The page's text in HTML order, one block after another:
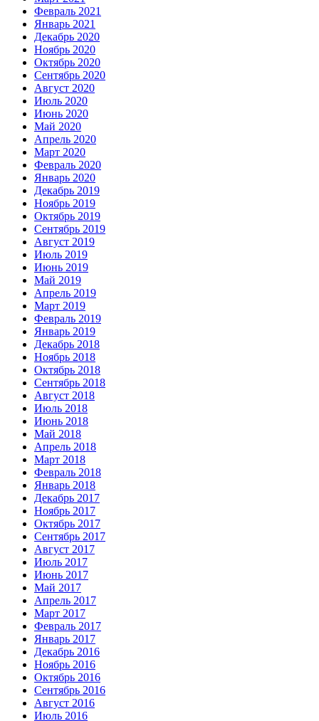
Февраль 2021
Январь 2021
Декабрь 2020
Ноябрь 2020
Октябрь 2020
Сентябрь 2020
Август 2020
Июль 2020
Июнь 2020
Май 2020
Апрель 2020
Март 2020
Февраль 2020
Январь 2020
Декабрь 2019
Ноябрь 2019
Октябрь 2019
Сентябрь 2019
Август 2019
Июль 2019
Июнь 2019
Май 2019
Апрель 2019
Март 2019
Февраль 2019
Январь 2019
Декабрь 2018
Ноябрь 2018
Октябрь 2018
Сентябрь 2018
Август 2018
Июль 2018
Июнь 2018
Май 2018
Апрель 2018
Март 2018
Февраль 2018
Январь 2018
Декабрь 2017
Ноябрь 2017
Октябрь 2017
Сентябрь 2017
Август 2017
Июль 2017
Июнь 2017
Май 2017
Апрель 2017
Март 2017
Февраль 2017
Январь 2017
Декабрь 2016
Ноябрь 2016
Октябрь 2016
Сентябрь 2016
Август 2016
Июль 2016